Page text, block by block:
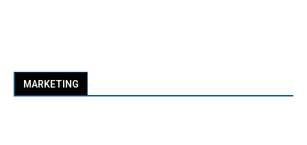
MARKETING